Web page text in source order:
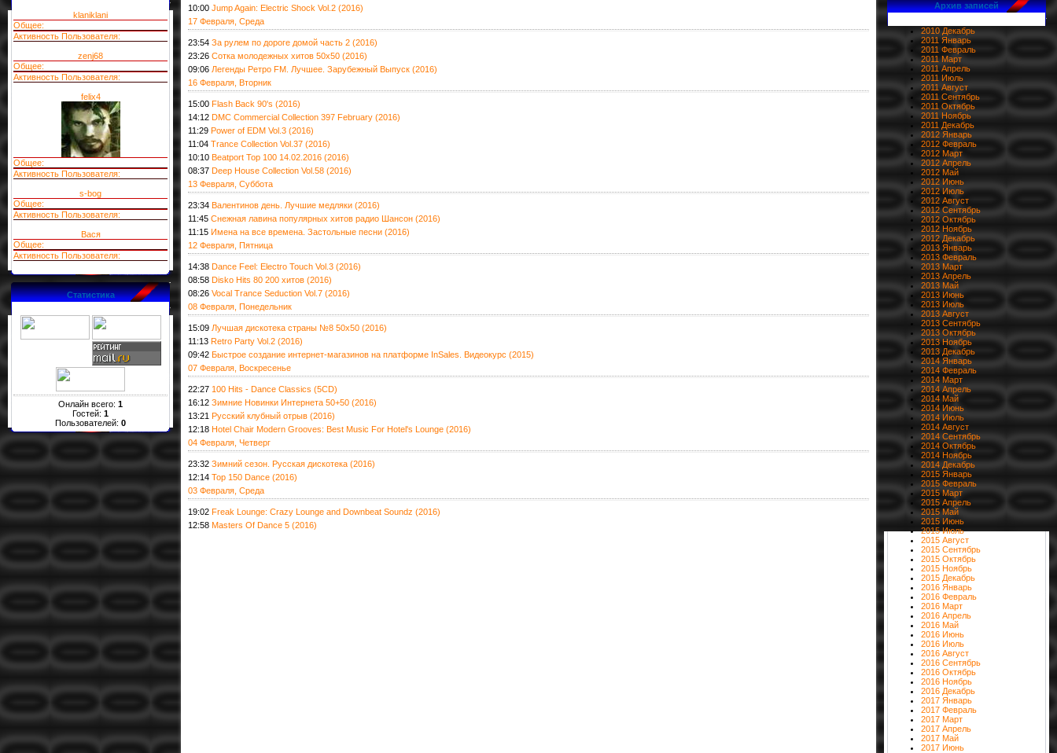
klaniklani
Общее:
Активность Пользователя:
zenj68
Общее:
Активность Пользователя:
felix4
Общее:
Активность Пользователя:
s-bog
Общее:
Активность Пользователя:
Вася
Общее:
Активность Пользователя:
Статистика
Онлайн всего: 1
Гостей: 1
Пользователей: 0
10:00 Jump Again: Electric Shock Vol.2 (2016)
17 Февраля, Среда
23:54 За рулем по дороге домой часть 2 (2016)
23:26 Сотка молодежных хитов 50х50 (2016)
09:06 Легенды Ретро FM. Лучшее. Зарубежный Выпуск (2016)
16 Февраля, Вторник
15:00 Flash Back 90's (2016)
14:12 DMC Commercial Collection 397 February (2016)
11:29 Power of EDM Vol.3 (2016)
11:04 Trance Collection Vol.37 (2016)
10:10 Beatport Top 100 14.02.2016 (2016)
08:37 Deep House Collection Vol.58 (2016)
13 Февраля, Суббота
23:34 Валентинов день. Лучшие медляки (2016)
11:45 Снежная лавина популярных хитов радио Шансон (2016)
11:15 Имена на все времена. Застольные песни (2016)
12 Февраля, Пятница
14:38 Dance Feel: Electro Touch Vol.3 (2016)
08:58 Disko Hits 80 200 хитов (2016)
08:26 Vocal Trance Seduction Vol.7 (2016)
08 Февраля, Понедельник
15:09 Лучшая дискотека страны №8 50х50 (2016)
11:13 Retro Party Vol.2 (2016)
09:42 Быстрое создание интернет-магазинов на платформе InSales. Видеокурс (2015)
07 Февраля, Воскресенье
22:27 100 Hits - Dance Classics (5CD)
16:12 Зимние Новинки Интернета 50+50 (2016)
13:21 Русский клубный отрыв (2016)
12:18 Hotel Chair Modern Grooves: Best Music For Hotel's Lounge (2016)
04 Февраля, Четверг
23:32 Зимний сезон. Русская дискотека (2016)
12:14 Top 150 Dance (2016)
03 Февраля, Среда
19:02 Freak Lounge: Crazy Lounge and Downbeat Soundz (2016)
12:58 Masters Of Dance 5 (2016)
Архив записей
2010 Декабрь
2011 Январь
2011 Февраль
2011 Март
2011 Апрель
2011 Июль
2011 Август
2011 Сентябрь
2011 Октябрь
2011 Ноябрь
2011 Декабрь
2012 Январь
2012 Февраль
2012 Март
2012 Апрель
2012 Май
2012 Июнь
2012 Июль
2012 Август
2012 Сентябрь
2012 Октябрь
2012 Ноябрь
2012 Декабрь
2013 Январь
2013 Февраль
2013 Март
2013 Апрель
2013 Май
2013 Июнь
2013 Июль
2013 Август
2013 Сентябрь
2013 Октябрь
2013 Ноябрь
2013 Декабрь
2014 Январь
2014 Февраль
2014 Март
2014 Апрель
2014 Май
2014 Июнь
2014 Июль
2014 Август
2014 Сентябрь
2014 Октябрь
2014 Ноябрь
2014 Декабрь
2015 Январь
2015 Февраль
2015 Март
2015 Апрель
2015 Май
2015 Июнь
2015 Июль
2015 Август
2015 Сентябрь
2015 Октябрь
2015 Ноябрь
2015 Декабрь
2016 Январь
2016 Февраль
2016 Март
2016 Апрель
2016 Май
2016 Июнь
2016 Июль
2016 Август
2016 Сентябрь
2016 Октябрь
2016 Ноябрь
2016 Декабрь
2017 Январь
2017 Февраль
2017 Март
2017 Апрель
2017 Май
2017 Июнь